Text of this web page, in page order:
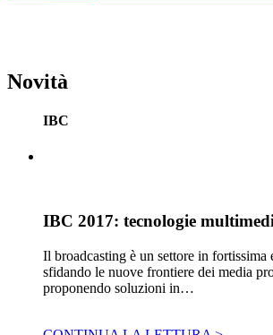
Novità
IBC
IBC 2017: tecnologie
Il broadcasting è un settore in fortissima
sfidando le nuove frontiere dei media
proponendo soluzioni in…